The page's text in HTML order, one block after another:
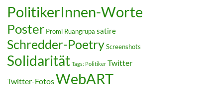
PolitikerInnen-Worte
Poster Promi Ruangrupa satire
Schredder-PoetryScreenshots
Solidarität Tags: Politiker Twitter
Twitter-FotosWebART